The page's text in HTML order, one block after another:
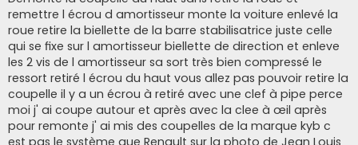
s
a
g
e
remettre l écrou d amortisseur monte la voiture enlevé la
roue retire la biellette de la barre stabilisatrice juste celle
qui se fixe sur l amortisseur biellette de direction et enleve
les 2 vis de l amortisseur sa sort très bien compressé le
ressort retiré l écrou du haut vous allez pas pouvoir retire la
coupelle il y a un écrou à retiré avec une clef à pipe perce
moi j' ai coupe autour et après avec la clee à œil après
pour remonte j' ai mis des coupelles de la marque kyb c
est pas le système que Renault sur la photo de Jean Louis